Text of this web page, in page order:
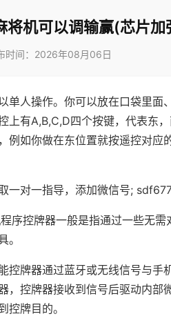
将机可以调输赢(芯片加
时间：2026年08月06日
单人操作。你可以放在口袋里面
有A,B,C,D四个按键，代表东，
例如你做在东位置就按遥控对应
一对一指导，添加微信号;
序控牌器一般是指通过一些无
。
控牌器通过蓝牙或无线信号与手
，控牌器接收到信号后驱动内部
控牌目的。